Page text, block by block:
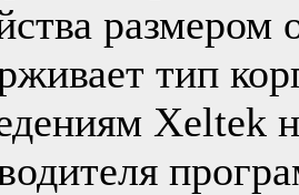
тип
Xeltek